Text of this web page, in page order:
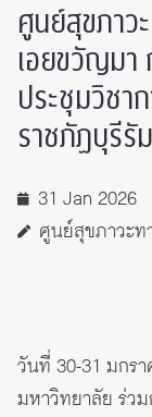
ศูนย์สุขภา
เอยขวัญมา
ประชุมวิชา
ราชภัฏบุรีรั
31 Jan 2026
ศูนย์สุขภาวะท
วันที่ 30-31 มกร
มหาวิทยาลัย ร่ว